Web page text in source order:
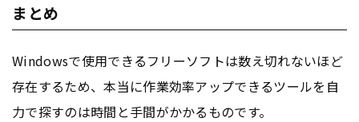
まとめ
Windowsで使用できるフリーソフトは数え切れないほど
存在するため、本当に作業効率アップできるツールを自
力で探すのは時間と手間がかかるものです。